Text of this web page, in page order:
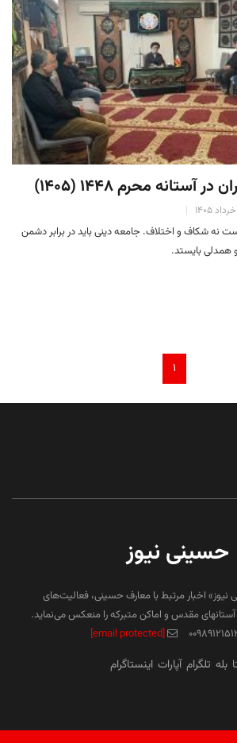
آستانه محرم ۱۴۴۸ (۱۴۰۵)
شکاف و اختلاف. جامعه دینی باید در برابر دشمن
همدلی بایستد.
۱
حسینی نیوز
نیوز» اخبار مرتبط با معارف حسینی، فعالیت‌های
آستانهای مقدس و اماکن متبرکه را منعکس می‌نماید.
[email protected]
بله تلگرام آپارات اینستاگرام